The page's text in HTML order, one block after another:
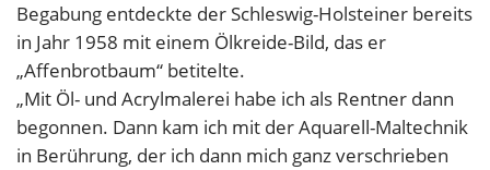
Begabung entdeckte der Schleswig-Holsteiner bereits
in Jahr 1958 mit einem Ölkreide-Bild, das er
„Affenbrotbaum“ betitelte.
„Mit Öl- und Acrylmalerei habe ich als Rentner dann
begonnen. Dann kam ich mit der Aquarell-Maltechnik
in Berührung, der ich dann mich ganz verschrieben